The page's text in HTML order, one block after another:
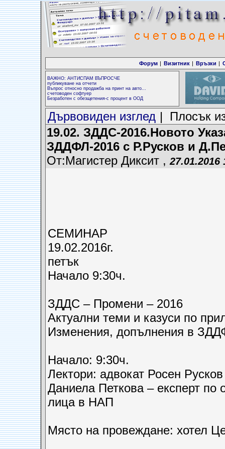
Форум | Визитник | Връзки |
ВАЖНО: АНТИСПАМ ВЪПРОСЧЕ
публикуване на отчети
Въпрос относно продажба на принт на авто...
счетоводен софтуер
Безработен с обезщетения-с процент в ООД
Дървовиден изглед | Плосък
19.02. ЗДДС-2016.Новото
ЗДДФЛ-2016 с Р.Русков и
От:Магистер Диксит , 27.01.2016
СЕМИНАР
19.02.2016г.
петък
Начало 9:30ч.
ЗДДС – Промени – 2016
Актуални теми и казуси по
Изменения, допълнения в
Начало: 9:30ч.
Лектори: адвокат Росен Русков
Даниела Петкова – експерт по
лица в НАП
Място на провеждане: хотел